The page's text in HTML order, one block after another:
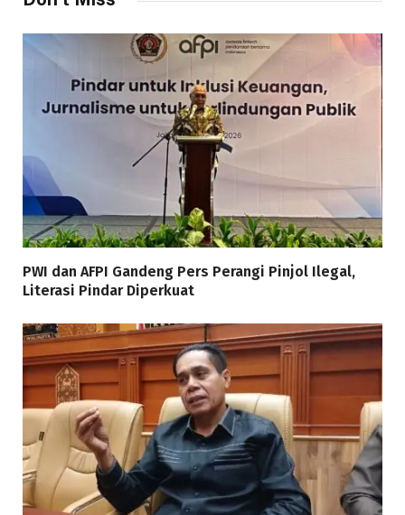
PWI dan AFPI Gandeng Pers Perangi Pinjol Ilegal,
Literasi Pindar Diperkuat